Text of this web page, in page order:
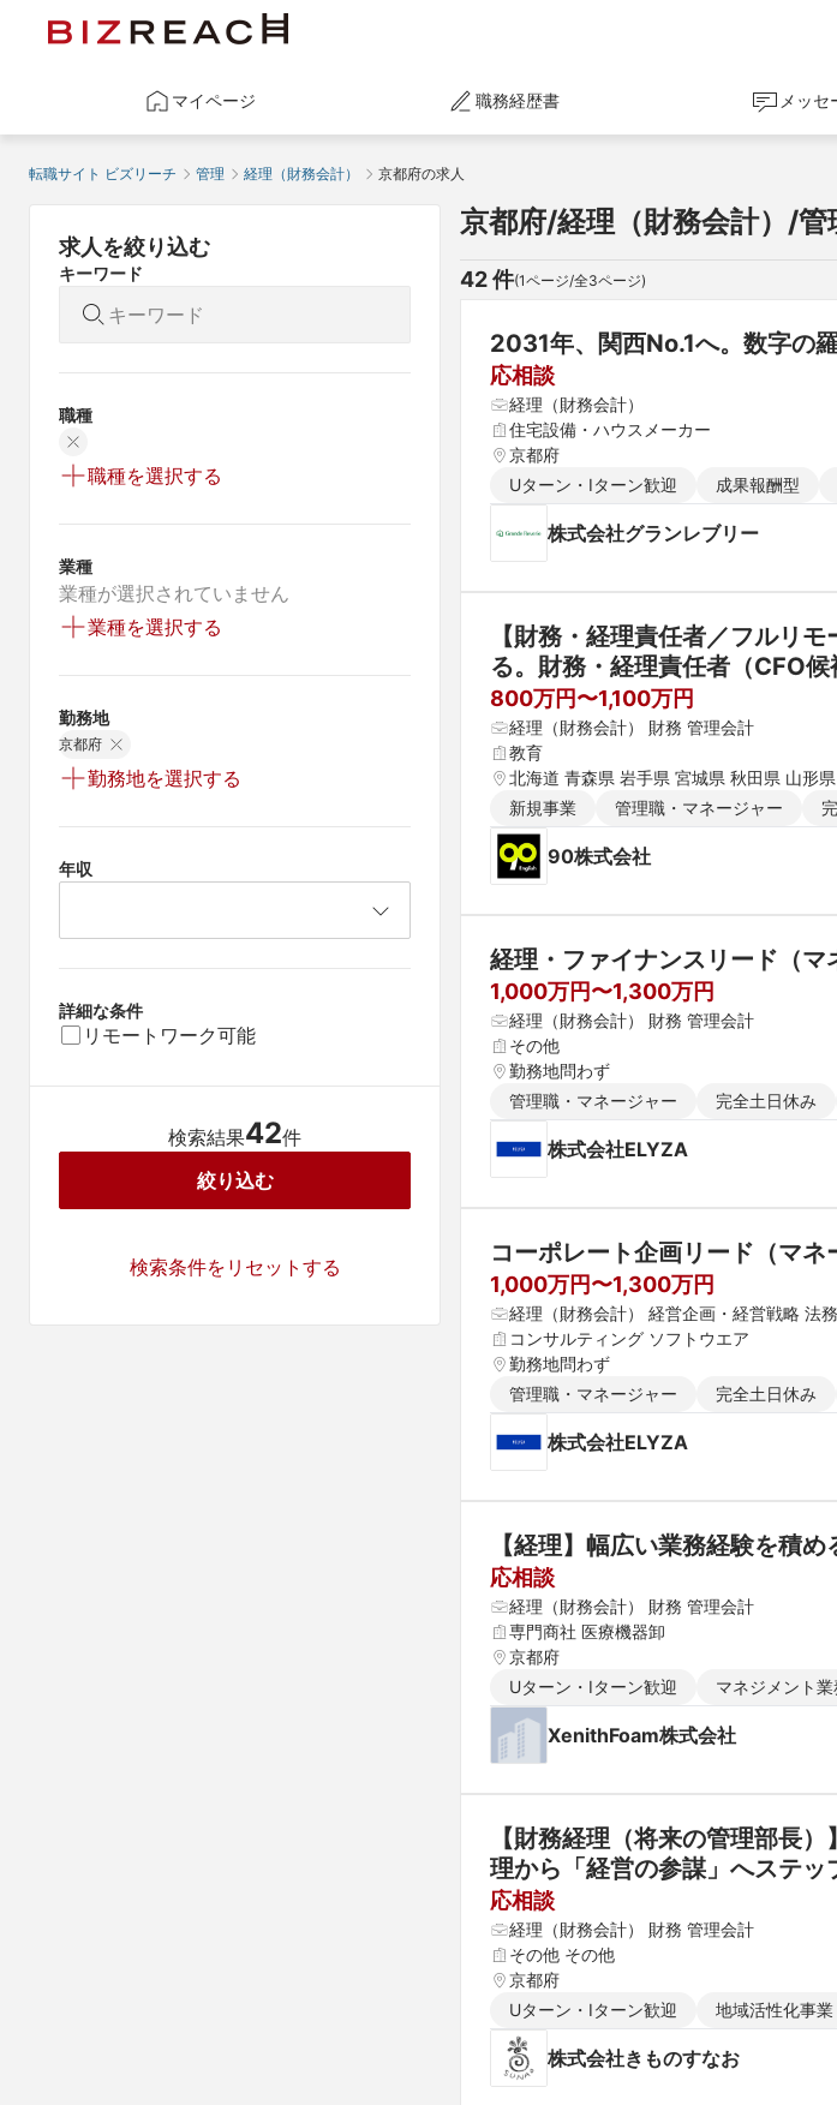
マイページ 職務経歴書 メッセ
転職サイト ビズリーチ 管理 経理（財務会計） 京都府の求人
求人を絞り込む
キーワード
職種
職種を選択する
業種
業種が選択されていません
業種を選択する
勤務地
京都府
勤務地を選択する
年収
詳細な条件
リモートワーク可能
検索結果42件
絞り込む
検索条件をリセットする
京都府/経理（財務会計）/管
42 件(1ページ/全3ページ)
2031年、関西No.1へ。数字の
応相談
経理（財務会計）
住宅設備・ハウスメーカー
京都府
Uターン・Iターン歓迎
成果報酬型
株式会社グランレブリー
【財務・経理責任者／フルリ
る。財務・経理責任者（CFO
800万円〜1,100万円
経理（財務会計） 財務 管理会計
教育
北海道 青森県 岩手県 宮城県 秋田県 山形
県 新潟県 富山県 石川県 福井県 長野県 大
愛媛県 高知県 福岡県 佐賀県 長崎県 熊本
新規事業 管理職・マネージャー
90株式会社
経理・ファイナンスリード（マ
1,000万円〜1,300万円
経理（財務会計） 財務 管理会計
その他
勤務地問わず
管理職・マネージャー
完全土日休み
株式会社ELYZA
コーポレート企画リード（マネ
1,000万円〜1,300万円
経理（財務会計） 経営企画・経営戦略 法
コンサルティング ソフトウエア
勤務地問わず
管理職・マネージャー
完全土日休み
株式会社ELYZA
【経理】幅広い業務経験を積
応相談
経理（財務会計） 財務 管理会計
専門商社 医療機器卸
京都府
Uターン・Iターン歓迎
マネジメント業
XenithFoam株式会社
【財務経理（将来の管理部長
理から「経営の参謀」へステ
伝統文化×サステナブル
応相談
経理（財務会計） 財務 管理会計
その他 その他
京都府
Uターン・Iターン歓迎
地域活性化事業
株式会社きものすなお